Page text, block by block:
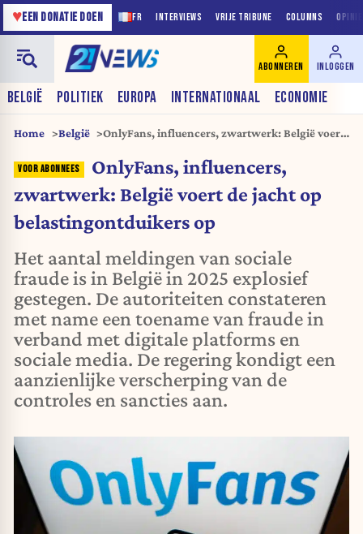
FR INTERVIEWS VRIJE TRIBUNE COLUMNS
♥EEN DONATIE DOEN
BELGIË POLITIEK EUROPA INTERNATIONAAL ECONOMIE
ABONNEREN INLOGGEN
Home België
OnlyFans, influencers, zwartwerk: België voert
OnlyFans, influencers,
zwartwerk: België voert de jacht op
belastingontduikers op
Het aantal meldingen van sociale
fraude is in België in 2025 explosief
gestegen. De autoriteiten constateren
met name een toename van fraude in
verband met digitale platforms en
sociale media. De regering kondigt een
aanzienlijke verscherping van de
controles en sancties aan.